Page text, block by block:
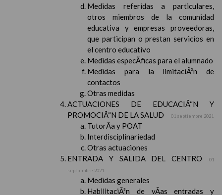
Medidas referidas a particulares,
otros miembros de la comunidad
educativa y empresas proveedoras,
que participan o prestan servicios en
el centro educativo
Medidas especÃ­ficas para el alumnado
Medidas para la limitaciÃ³n de
contactos
Otras medidas
ACTUACIONES DE EDUCACIÃ“N Y
PROMOCIÃ“N DE LA SALUD
01 septiembre 2021
TutorÃ­a y POAT
Interdisciplinariedad
Otras actuaciones
ENTRADA Y SALIDA DEL CENTRO
01
septiembre 2021
Medidas generales
HabilitaciÃ³n de vÃ­as entradas y